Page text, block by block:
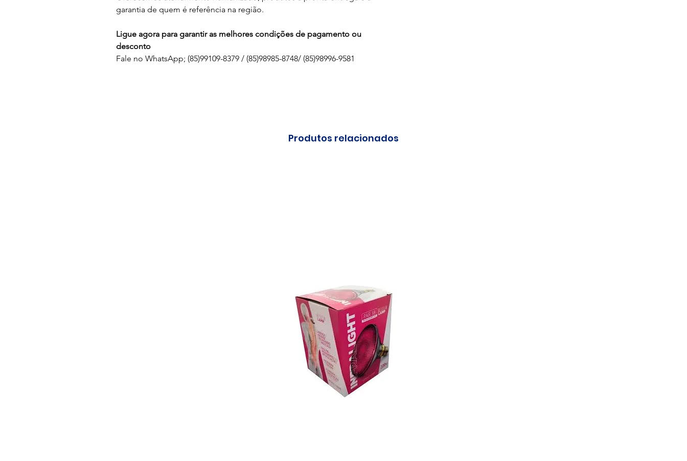
garantia de quem é referência na região.
Ligue agora para garantir as melhores condições de pagamento ou
desconto
Fale no WhatsApp; (85)99109-8379 / (85)98985-8748/ (85)98996-9581
Produtos relacionados